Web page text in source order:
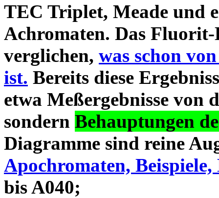
TEC Triplet, Meade und
Achromaten. Das
verglichen, was schon
ist. Bereits diese
etwa Meßergebnisse von
sondern Behauptungen
Diagramme sind reine
Apochromaten, Beispiele,
bis A040;